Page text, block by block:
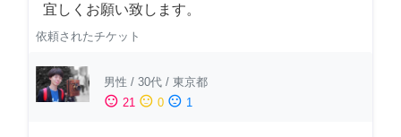
宜しくお願い致します。
依頼されたチケット
男性 / 30代 / 東京都
sentiment_satisfied 21 sentiment_neutral 0 sentiment_dissatisfied 1